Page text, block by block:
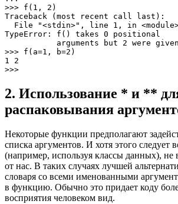
>>> f(1, 2)
Traceback (most recent call last):
TypeError: f() takes 0 positional
>>> f(a=1, b=2)
1 2
>>>
2. Использование * и **
распаковывания
Некоторые функции предполагают
списка аргументов. И хотя этого следует
(например, используя классы данных), не
от нас. В таких случаях лучшей
словаря со всеми именованными
в функцию. Обычно это придает коду
восприятия человеком вид.